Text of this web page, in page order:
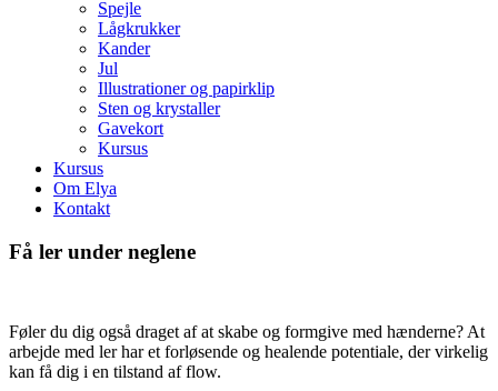
Spejle
Lågkrukker
Kander
Jul
Illustrationer og papirklip
Sten og krystaller
Gavekort
Kursus
Kursus
Om Elya
Kontakt
Få ler under neglene
Føler du dig også draget af at skabe og formgive med hænderne? At
arbejde med ler har et forløsende og healende potentiale, der virkelig
kan få dig i en tilstand af flow.